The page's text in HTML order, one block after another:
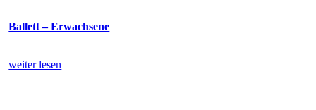
Ballett – Erwachsene
weiter lesen